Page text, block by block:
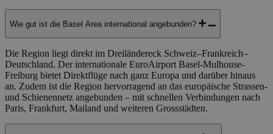
Wie gut ist die Basel Area international angebunden?
Die Region liegt direkt im Dreiländereck Schweiz–Frankreich–
Deutschland. Der internationale EuroAirport Basel-Mulhouse-
Freiburg bietet Direktflüge nach ganz Europa und darüber hinaus
an. Zudem ist die Region hervorragend an das europäische Strassen-
und Schienennetz angebunden – mit schnellen Verbindungen nach
Paris, Frankfurt, Mailand und weiteren Grossstädten.